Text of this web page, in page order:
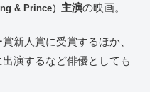
& Prince） 主演の映画。
新人賞に受賞するほか、
演するなど俳優としても